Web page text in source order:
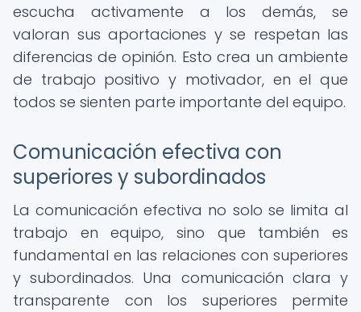
escucha activamente a los demás, se
valoran sus aportaciones y se respetan las
diferencias de opinión. Esto crea un ambiente
de trabajo positivo y motivador, en el que
todos se sienten parte importante del equipo.
Comunicación efectiva con
superiores y subordinados
La comunicación efectiva no solo se limita al
trabajo en equipo, sino que también es
fundamental en las relaciones con superiores
y subordinados. Una comunicación clara y
transparente con los superiores permite